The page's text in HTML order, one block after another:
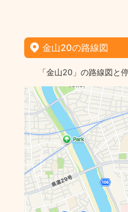
金山20の路線図
「金山20」の路線図と